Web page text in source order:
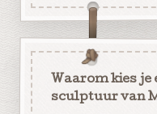
Waarom kies je
sculptuur van